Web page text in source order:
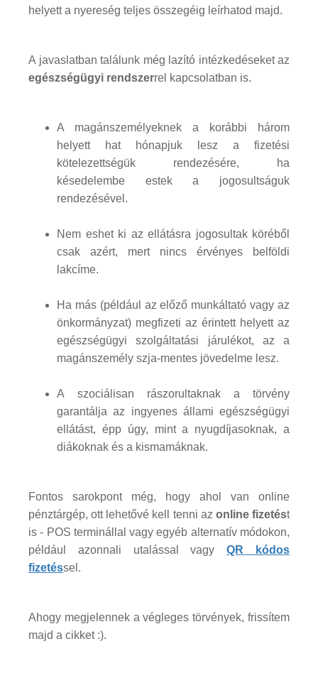
helyett a nyereség teljes összegéig leírhatod majd.
A javaslatban találunk még lazító intézkedéseket az
egészségügyi rendszerrel kapcsolatban is.
A magánszemélyeknek a korábbi három
helyett hat hónapjuk lesz a fizetési
kötelezettségük rendezésére, ha
késedelembe estek a jogosultságuk
rendezésével.
Nem eshet ki az ellátásra jogosultak köréből
csak azért, mert nincs érvényes belföldi
lakcíme.
Ha más (például az előző munkáltató vagy az
önkormányzat) megfizeti az érintett helyett az
egészségügyi szolgáltatási járulékot, az a
magánszemély szja-mentes jövedelme lesz.
A szociálisan rászorultaknak a törvény
garantálja az ingyenes állami egészségügyi
ellátást, épp úgy, mint a nyugdíjasoknak, a
diákoknak és a kismamáknak.
Fontos sarokpont még, hogy ahol van online
pénztárgép, ott lehetővé kell tenni az online fizetést
is - POS terminállal vagy egyéb alternatív módokon,
például azonnali utalással vagyQR kódos
fizetéssel.
Ahogy megjelennek a végleges törvények, frissítem
majd a cikket :).